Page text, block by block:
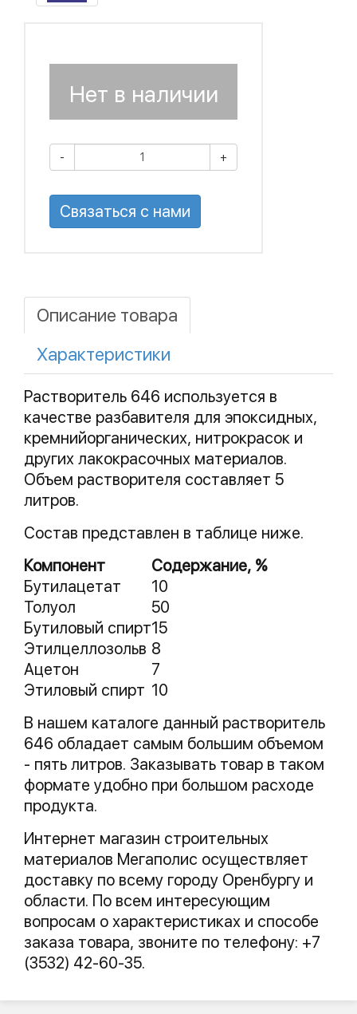
Нет в наличии
- +
Связаться с нами
Описание товара
Характеристики
Растворитель 646 используется в
качестве разбавителя для эпоксидных,
кремнийорганических, нитрокрасок и
других лакокрасочных материалов.
Объем растворителя составляет 5
литров.
Состав представлен в таблице ниже.
Компонент
Содержание, %
Бутилацетат
10
Толуол
50
Бутиловый спирт15
Этилцеллозольв 8
Ацетон
7
Этиловый спирт 10
В нашем каталоге данный растворитель
646 обладает самым большим объемом
- пять литров. Заказывать товар в таком
формате удобно при большом расходе
продукта.
Интернет магазин строительных
материалов Мегаполис осуществляет
доставку по всему городу Оренбургу и
области. По всем интересующим
вопросам о характеристиках и способе
заказа товара, звоните по телефону: +7
(3532) 42-60-35.